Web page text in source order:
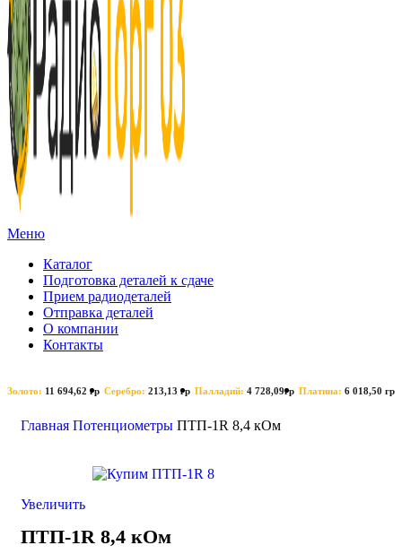
Меню
Каталог
Подготовка деталей к сдаче
Прием радиодеталей
Отправка деталей
О компании
Контакты
Золото: 11 694,62 гр Серебро: 213,13 гр Палладий: 4 728,09гр Платина: 6 018,50 гр
Поиск
Главная Потенциометры ПТП-1R 8,4 кОм
Увеличить
ПТП-1R 8,4 кОм